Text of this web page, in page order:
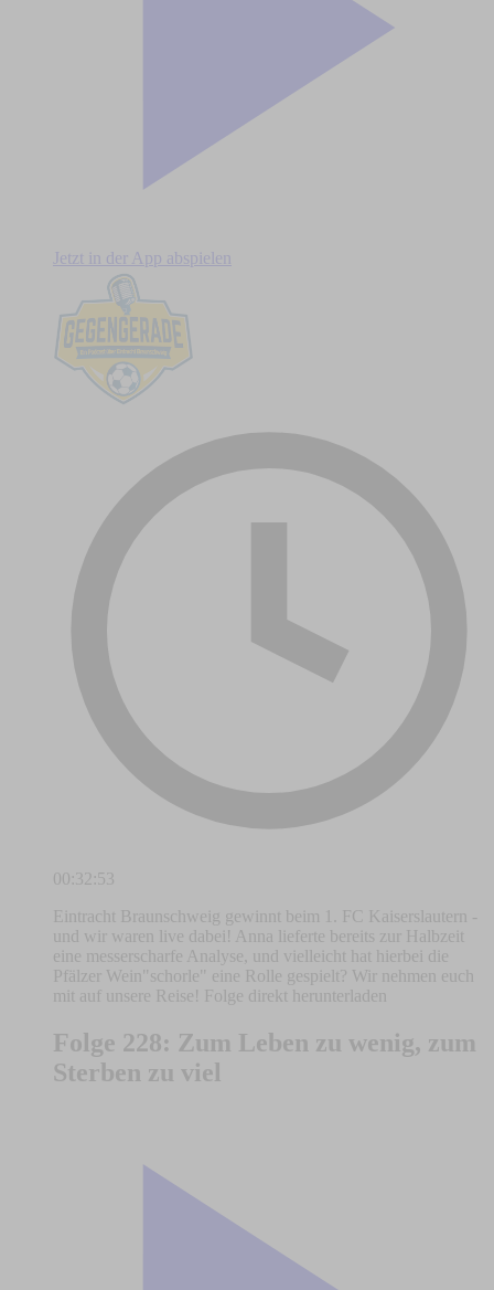
Jetzt in der App abspielen
00:32:53
Eintracht Braunschweig gewinnt beim 1. FC Kaiserslautern -
und wir waren live dabei! Anna lieferte bereits zur Halbzeit
eine messerscharfe Analyse, und vielleicht hat hierbei die
Pfälzer Wein"schorle" eine Rolle gespielt? Wir nehmen euch
mit auf unsere Reise! Folge direkt herunterladen
Folge 228: Zum Leben zu wenig, zum
Sterben zu viel